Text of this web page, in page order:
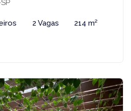
2 Vagas 214 m²